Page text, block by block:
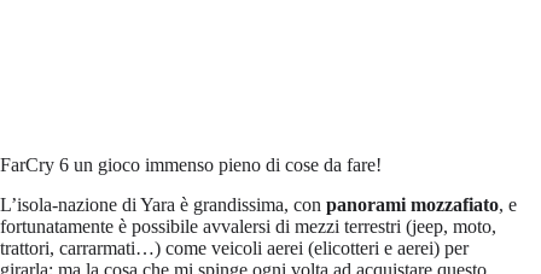
FarCry 6 un gioco immenso pieno di cose da fare!
L’isola-nazione di Yara è grandissima, con panorami mozzafiato, e
fortunatamente è possibile avvalersi di mezzi terrestri (jeep, moto,
trattori, carrarmati…) come veicoli aerei (elicotteri e aerei) per
girarla; ma la cosa che mi spinge ogni volta ad acquistare questo